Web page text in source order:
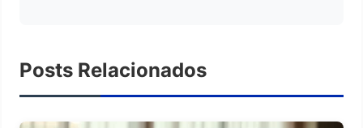
Posts Relacionados